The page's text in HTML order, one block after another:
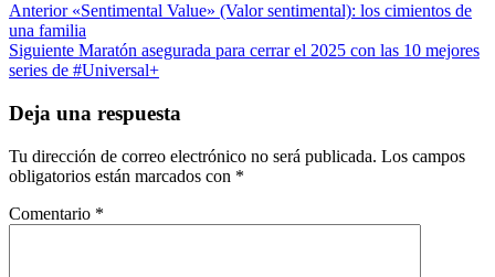
Anterior«Sentimental Value» (Valor sentimental): los cimientos de
una familia
Siguiente Maratón asegurada para cerrar el 2025 con las 10 mejores
series de #Universal+
Deja una respuesta
Tu dirección de correo electrónico no será publicada. Los campos
obligatorios están marcados con *
Comentario *